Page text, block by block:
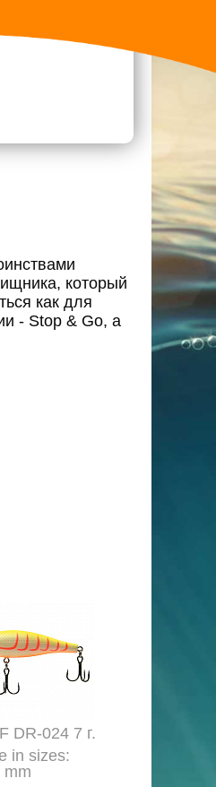
который
как для
- Stop & Go, а
DR-024 7 г.
in sizes:
mm